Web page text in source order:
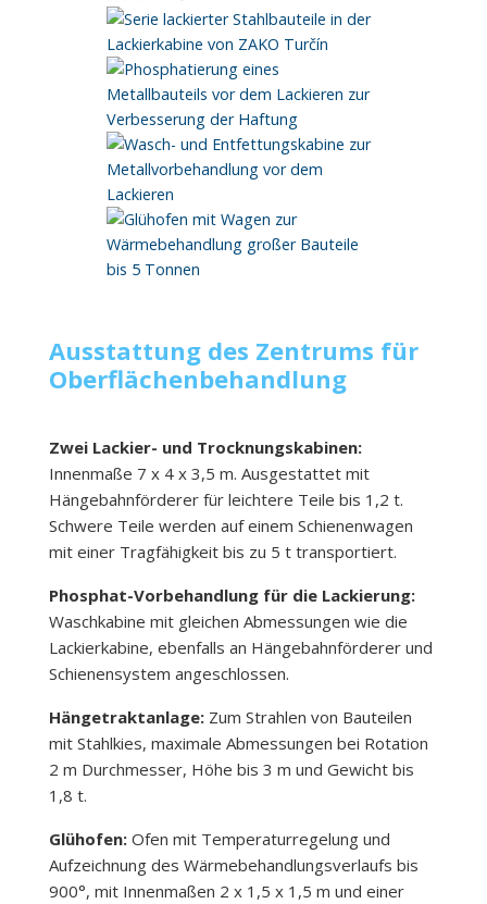
Ausstattung des Zentrums für
Oberflächenbehandlung
Zwei Lackier- und Trocknungskabinen:
Innenmaße 7 x 4 x 3,5 m. Ausgestattet mit
Hängebahnförderer für leichtere Teile bis 1,2 t.
Schwere Teile werden auf einem Schienenwagen
mit einer Tragfähigkeit bis zu 5 t transportiert.
Phosphat-Vorbehandlung für die Lackierung:
Waschkabine mit gleichen Abmessungen wie die
Lackierkabine, ebenfalls an Hängebahnförderer und
Schienensystem angeschlossen.
Hängetraktanlage: Zum Strahlen von Bauteilen
mit Stahlkies, maximale Abmessungen bei Rotation
2 m Durchmesser, Höhe bis 3 m und Gewicht bis
1,8 t.
Glühofen: Ofen mit Temperaturregelung und
Aufzeichnung des Wärmebehandlungsverlaufs bis
900°, mit Innenmaßen 2 x 1,5 x 1,5 m und einer